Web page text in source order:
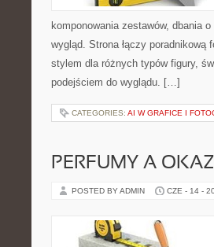
komponowania zestawów, dbania
wygląd. Strona łączy
stylem dla różnych typów figury,
podejściem do wyglądu. […]
CATEGORIES: AI W GRAFICE I
PERFUMY A
POSTED BY ADMIN CZE - 14 -